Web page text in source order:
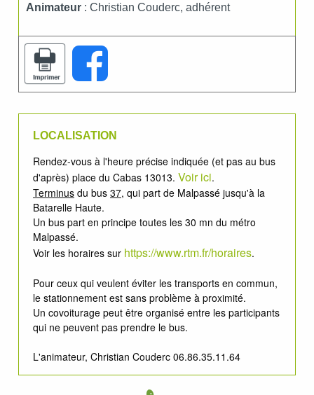
Animateur : Christian Couderc, adhérent
LOCALISATION
Rendez-vous à l'heure précise indiquée (et pas au bus
d'après) place du Cabas 13013. Voir ici.
Terminus du bus 37, qui part de Malpassé jusqu'à la
Batarelle Haute.
Un bus part en principe toutes les 30 mn du métro
Malpassé.
Voir les horaires sur https://www.rtm.fr/horaires.
Pour ceux qui veulent éviter les transports en commun,
le stationnement est sans problème à proximité.
Un covoiturage peut être organisé entre les participants
qui ne peuvent pas prendre le bus.
L'animateur, Christian Couderc 06.86.35.11.64